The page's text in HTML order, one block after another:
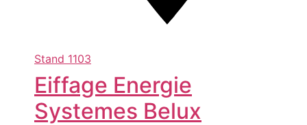
Stand 1103
Eiffage Energie
Systemes Belux